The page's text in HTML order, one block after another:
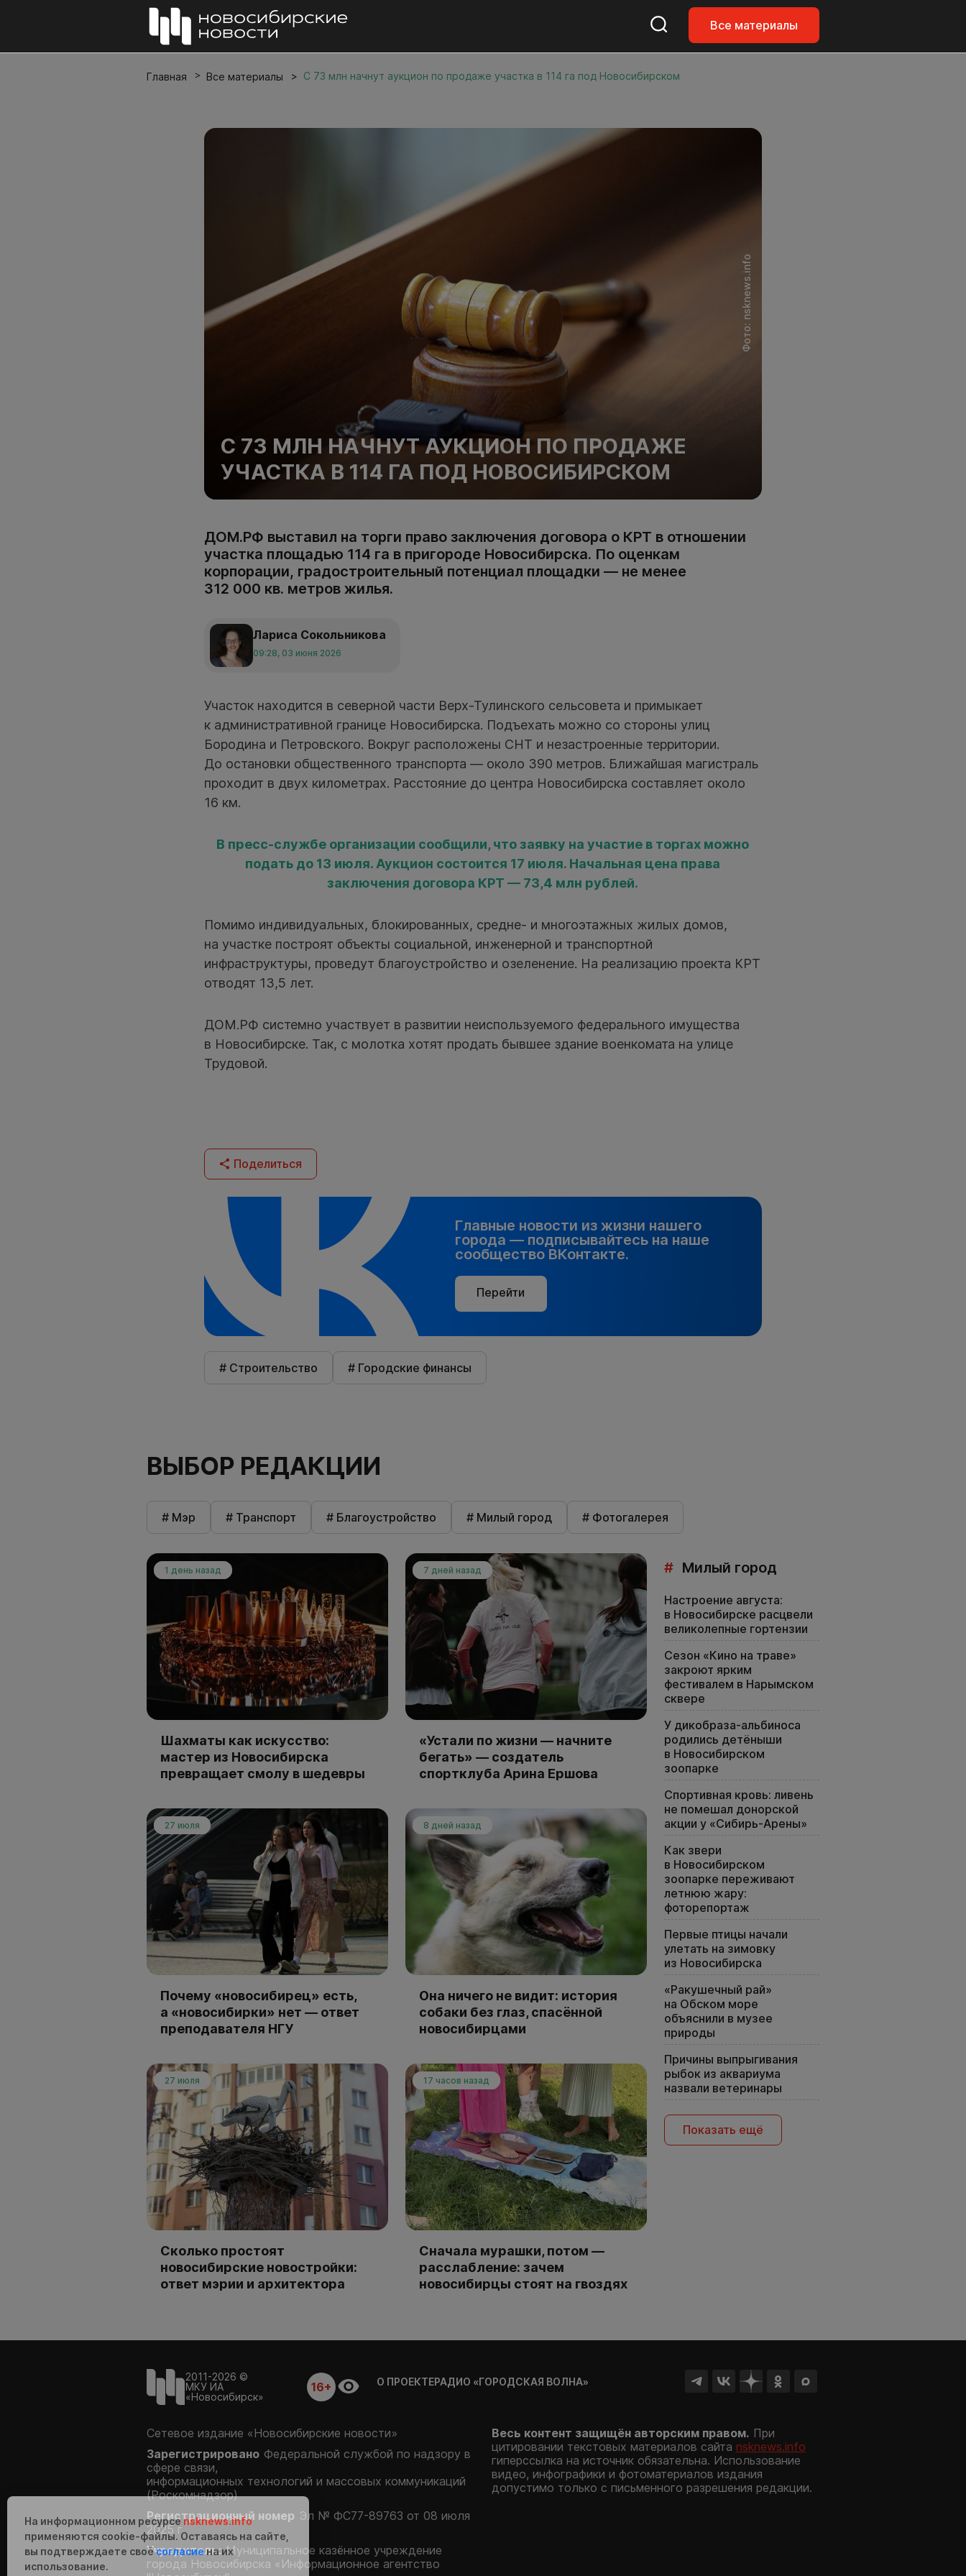
Все материалы
Главная Все материалы С 73 млн начнут аукцион по продаже участка в 114 га под Новосибирском
Фото: nsknews.info
С 73 МЛН НАЧНУТ АУКЦИОН ПО ПРОДАЖЕ
УЧАСТКА В 114 ГА ПОД НОВОСИБИРСКОМ
ДОМ.РФ выставил на торги право заключения договора о КРТ в отношении
участка площадью 114 га в пригороде Новосибирска. По оценкам
корпорации, градостроительный потенциал площадки — не менее
312 000 кв. метров жилья.
Лариса Сокольникова
09:28, 03 июня 2026
Участок находится в северной части Верх-Тулинского сельсовета и примыкает
к административной границе Новосибирска. Подъехать можно со стороны улиц
Бородина и Петровского. Вокруг расположены СНТ и незастроенные территории.
До остановки общественного транспорта — около 390 метров. Ближайшая магистраль
проходит в двух километрах. Расстояние до центра Новосибирска составляет около
16 км.
В пресс-службе организации сообщили, что заявку на участие в торгах можно
подать до 13 июля. Аукцион состоится 17 июля. Начальная цена права
заключения договора КРТ — 73,4 млн рублей.
Помимо индивидуальных, блокированных, средне- и многоэтажных жилых домов,
на участке построят объекты социальной, инженерной и транспортной
инфраструктуры, проведут благоустройство и озеленение. На реализацию проекта КРТ
отводят 13,5 лет.
ДОМ.РФ системно участвует в развитии неиспользуемого федерального имущества
в Новосибирске. Так, с молотка хотят продать бывшее здание военкомата на улице
Трудовой.
Поделиться
Главные новости из жизни нашего
города — подписывайтесь на наше
сообщество ВКонтакте.
Перейти
# Строительство # Городские финансы
ВЫБОР РЕДАКЦИИ
# Мэр # Транспорт # Благоустройство # Милый город # Фотогалерея
1 день назад
Шахматы как искусство:
мастер из Новосибирска
превращает смолу в шедевры
7 дней назад
«Устали по жизни — начните
бегать» — создатель
спортклуба Арина Ершова
27 июля
Почему «новосибирец» есть,
а «новосибирки» нет — ответ
преподавателя НГУ
8 дней назад
Она ничего не видит: история
собаки без глаз, спасённой
новосибирцами
27 июля
Сколько простоят
новосибирские новостройки:
ответ мэрии и архитектора
17 часов назад
Сначала мурашки, потом —
расслабление: зачем
новосибирцы стоят на гвоздях
# Милый город
Настроение августа:
в Новосибирске расцвели
великолепные гортензии
Сезон «Кино на траве»
закроют ярким
фестивалем в Нарымском
сквере
У дикобраза-альбиноса
родились детёныши
в Новосибирском
зоопарке
Спортивная кровь: ливень
не помешал донорской
акции у «Сибирь-Арены»
Как звери
в Новосибирском
зоопарке переживают
летнюю жару:
фоторепортаж
Первые птицы начали
улетать на зимовку
из Новосибирска
«Ракушечный рай»
на Обском море
объяснили в музее
природы
Причины выпрыгивания
рыбок из аквариума
назвали ветеринары
Показать ещё
2011-2026 ©
МКУ ИА
«Новосибирск»
16+ О ПРОЕКТЕРАДИО «ГОРОДСКАЯ ВОЛНА»
Сетевое издание «Новосибирские новости»
Зарегистрировано Федеральной службой по надзору в
сфере связи,
информационных технологий и массовых коммуникаций
(Роскомнадзор)
Регистрационный номер Эл № ФС77-89763 от 08 июля
2025 г.
Учредитель: Муниципальное казённое учреждение
города Новосибирска «Информационное агентство
Весь контент защищён авторским правом. При
цитировании текстовых материалов сайта nsknews.info
гиперссылка на источник обязательна. Использование
видео, инфографики и фотоматериалов издания
допустимо только с письменного разрешения редакции.
На информационном ресурсе nsknews.info
применяются cookie-файлы. Оставаясь на сайте,
вы подтверждаете своёсогласиена их
использование.